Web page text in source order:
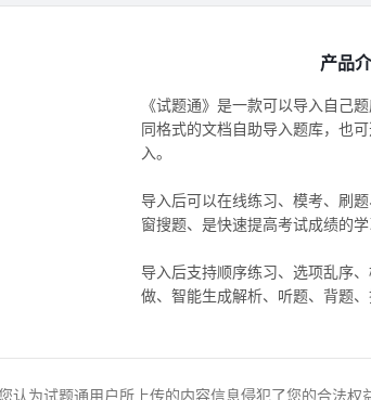
产品
《试题通》是一款可以导入自己
同格式的文档自助导入题库，也
入。
导入后可以在线练习、模考、刷
窗搜题、是快速提高考试成绩的学
导入后支持顺序练习、选项乱序
做、智能生成解析、听题、背题、
认为试题通用户所上传的内容信息侵犯了您的合法